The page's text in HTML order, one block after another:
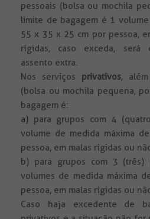
pessoais (bolsa ou mochila
limite de bagagem é 1
55 x 35 x 25 cm por pessoa,
rígidas, caso exceda, será
assento extra.
Nos serviços privativos,
(bolsa ou mochila pequena,
bagagem é:
a) para grupos com 4
volume de medida máxima
pessoa, em malas rígidas ou
b) para grupos com 3 (três)
volumes de medida máxima
pessoa, em malas rígidas ou
Caso haja excedente de